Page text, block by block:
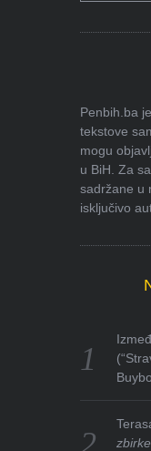
Penbih.ba
tekstove
mogu
u BiH. Za
sadržane u
isključivo